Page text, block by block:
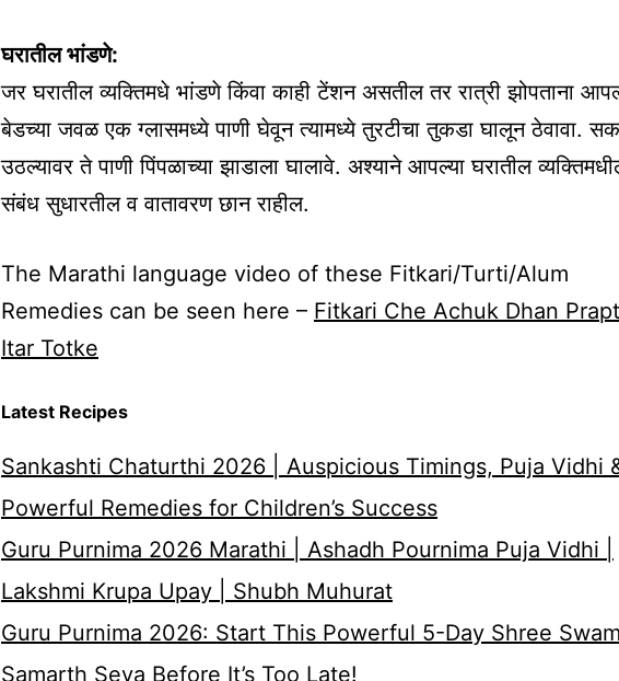
घरातील भांडणे:
जर घरातील व्यक्तिमधे भांडणे किंवा काही टेंशन असतील तर रात्री झोपताना
बेडच्या जवळ एक ग्लासमध्ये पाणी घेवून त्यामध्ये तुरटीचा तुकडा घालून ठेवावा.
उठल्यावर ते पाणी पिंपळाच्या झाडाला घालावे. अश्याने आपल्या घरातील
संबंध सुधारतील व वातावरण छान राहील.
The Marathi language video of these Fitkari/Turti/Alum
Remedies can be seen here – Fitkari Che Achuk Dhan
Itar Totke
Latest Recipes
Sankashti Chaturthi 2026 | Auspicious Timings, Puja Vidhi
Powerful Remedies for Children’s Success
Guru Purnima 2026 Marathi | Ashadh Pournima Puja Vidhi |
Lakshmi Krupa Upay | Shubh Muhurat
Guru Purnima 2026: Start This Powerful 5-Day Shree
Samarth Seva Before It’s Too Late!